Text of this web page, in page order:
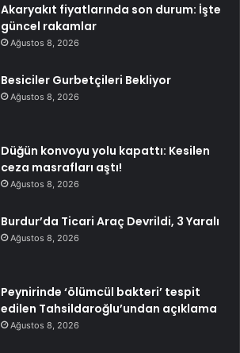
Akaryakıt fiyatlarında son durum: İşte
güncel rakamlar
Ağustos 8, 2026
Besiciler Gurbetçileri Bekliyor
Ağustos 8, 2026
Düğün konvoyu yolu kapattı: Kesilen
ceza masrafları aştı!
Ağustos 8, 2026
Burdur’da Ticari Araç Devrildi, 3 Yaralı
Ağustos 8, 2026
Peynirinde ‘ölümcül bakteri’ tespit
edilen Tahsildaroğlu’undan açıklama
Ağustos 8, 2026